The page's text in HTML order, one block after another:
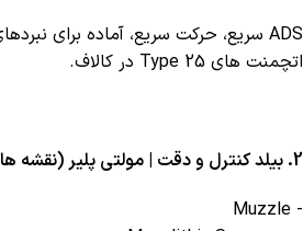
اتچمنت های Type 25 در کالاف.
2. بیلد کنترل و دقت | مولتی پلیر (نقشه های باز)
- Muzzle